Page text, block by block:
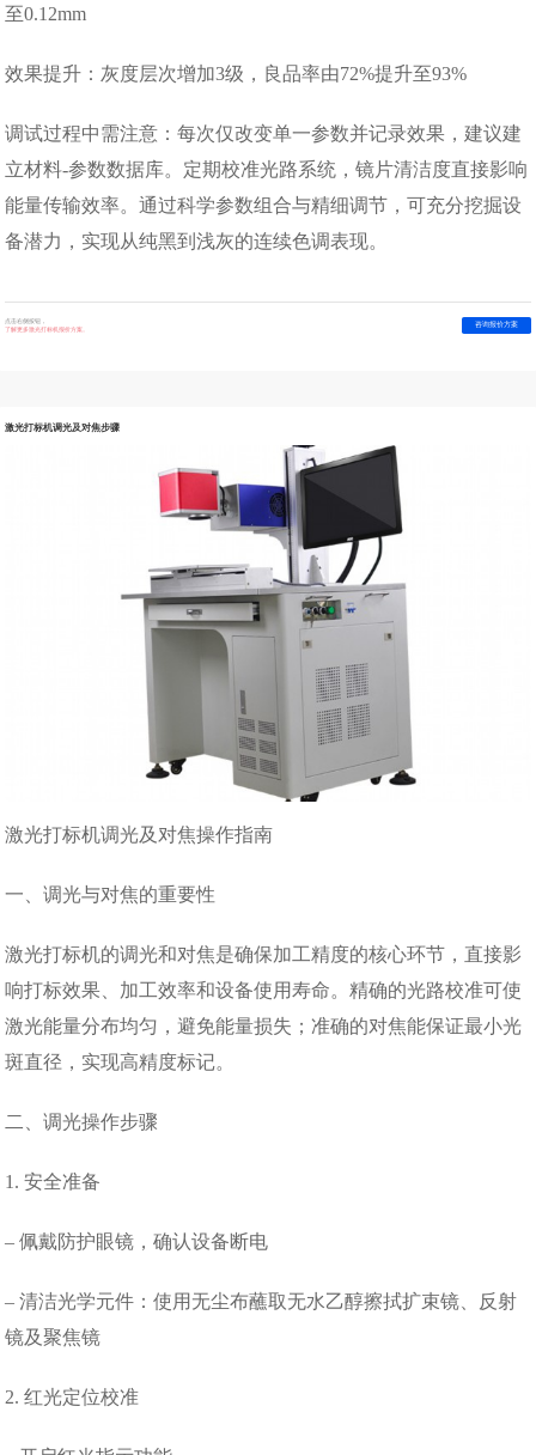
至0.12mm
效果提升：灰度层次增加3级，良品率由72%提升至93%
调试过程中需注意：每次仅改变单一参数并记录效果，建议建
立材料-参数数据库。定期校准光路系统，镜片清洁度直接影响
能量传输效率。通过科学参数组合与精细调节，可充分挖掘设
备潜力，实现从纯黑到浅灰的连续色调表现。
点击右侧按钮，
了解更多激光打标机报价方案。
咨询报价方案
激光打标机调光及对焦步骤
激光打标机调光及对焦操作指南
一、调光与对焦的重要性
激光打标机的调光和对焦是确保加工精度的核心环节，直接影
响打标效果、加工效率和设备使用寿命。精确的光路校准可使
激光能量分布均匀，避免能量损失；准确的对焦能保证最小光
斑直径，实现高精度标记。
二、调光操作步骤
1. 安全准备
– 佩戴防护眼镜，确认设备断电
– 清洁光学元件：使用无尘布蘸取无水乙醇擦拭扩束镜、反射
镜及聚焦镜
2. 红光定位校准